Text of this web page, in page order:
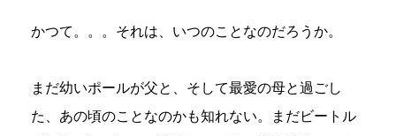
かつて。。。それは、いつのことなのだろうか。
まだ幼いポールが父と、そして最愛の母と過ごし
た、あの頃のことなのかも知れない。まだビートル